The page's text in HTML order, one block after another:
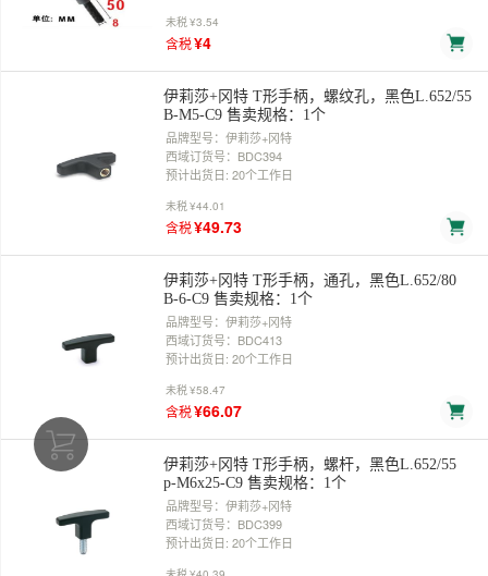
未税¥3.54
含税¥4
伊莉莎+冈特 T形手柄，螺纹孔，黑色L.652/55
B-M5-C9 售卖规格：1个
品牌型号：伊莉莎+冈特
西域订货号：BDC394
预计出货日: 20个工作日
未税¥44.01
含税¥49.73
伊莉莎+冈特 T形手柄，通孔，黑色L.652/80
B-6-C9 售卖规格：1个
品牌型号：伊莉莎+冈特
西域订货号：BDC413
预计出货日: 20个工作日
未税¥58.47
含税¥66.07
伊莉莎+冈特 T形手柄，螺杆，黑色L.652/55
p-M6x25-C9 售卖规格：1个
品牌型号：伊莉莎+冈特
西域订货号：BDC399
预计出货日: 20个工作日